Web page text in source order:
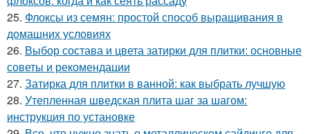
25. Флоксы из семян: простой способ выращивания в
домашних условиях
26. Выбор состава и цвета затирки для плитки: основные
советы и рекомендации
27. Затирка для плитки в ванной: как выбрать лучшую
28. Утепленная шведская плита шаг за шагом:
инструкция по установке